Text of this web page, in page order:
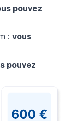
pouvez
: vous
pouvez